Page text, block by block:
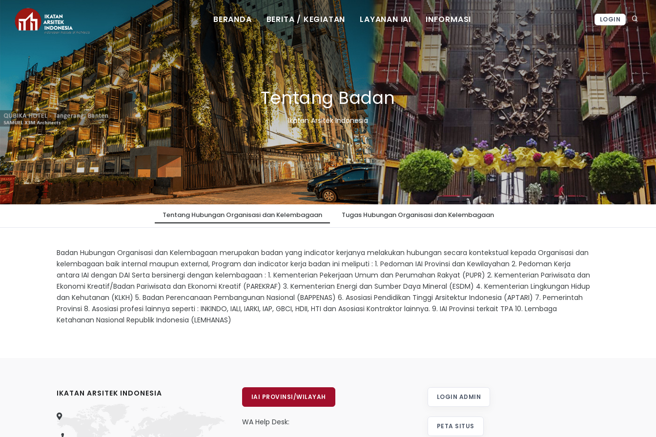
LOGIN
BERANDA BERITA / KEGIATAN LAYANAN IAI INFORMASI
Tentang Badan
Ikatan Arsitek Indonesia
Tentang Hubungan Organisasi dan Kelembagaan Tugas Hubungan Organisasi dan Kelembagaan
Badan Hubungan Organisasi dan Kelembagaan merupakan badan yang indicator kerjanya melakukan hubungan secara kontekstual kepada Organisasi dan
kelembagaan baik internal maupun external, Program dan indicator kerja badan ini meliputi : 1. Pedoman IAI Provinsi dan Kewilayahan 2. Pedoman Kerja
antara IAI dengan DAI Serta bersinergi dengan kelembagaan : 1. Kementerian Pekerjaan Umum dan Perumahan Rakyat (PUPR) 2. Kementerian Pariwisata dan
Ekonomi Kreatif/Badan Pariwisata dan Ekonomi Kreatif (PAREKRAF) 3. Kementerian Energi dan Sumber Daya Mineral (ESDM) 4. Kementerian Lingkungan Hidup
dan Kehutanan (KLKH) 5. Badan Perencanaan Pembangunan Nasional (BAPPENAS) 6. Asosiasi Pendidikan Tinggi Arsitektur Indonesia (APTARI) 7. Pemerintah
Provinsi 8. Asosiasi profesi lainnya seperti : INKINDO, IALI, IARKI, IAP, GBCI, HDII, HTI dan Asosiasi Kontraktor lainnya. 9. IAI Provinsi terkait TPA 10. Lembaga
Ketahanan Nasional Republik Indonesia (LEMHANAS)
IKATAN ARSITEK INDONESIA IAI PROVINSI/WILAYAH
WA Help Desk:
LOGIN ADMIN
PETA SITUS